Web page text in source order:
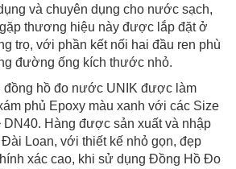
và chuyên dụng cho nước sạch,
thương hiệu này được lắp đặt ở
trọ, với phần kết nối hai đầu ren phù
đường ống kích thước nhỏ.
đồng hồ đo nước UNIK được làm
phủ Epoxy màu xanh với các Size
DN40. Hàng được sản xuất và nhập
Loan, với thiết kế nhỏ gọn, đẹp
xác cao, khi sử dụng Đồng Hồ Đo